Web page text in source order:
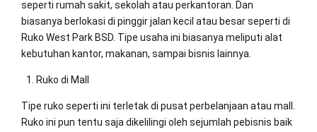
seperti rumah sakit, sekolah atau perkantoran. Dan
biasanya berlokasi di pinggir jalan kecil atau besar seperti di
Ruko West Park BSD. Tipe usaha ini biasanya meliputi alat
kebutuhan kantor, makanan, sampai bisnis lainnya.
Ruko di Mall
Tipe ruko seperti ini terletak di pusat perbelanjaan atau mall.
Ruko ini pun tentu saja dikelilingi oleh sejumlah pebisnis baik